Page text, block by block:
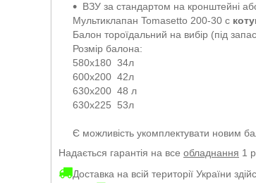
ВЗУ за стандартом на кронштейні
Мультиклапан Tomasetto 200-30 с
Балон тороїдальний на вибір (під
Розмір балона:
580x180 34л
600х200 42л
630х200 48 л
630х225 53л
Є можливість укомплектувати новим
Надається гарантія на все обладнання 1
Доставка на всій території України